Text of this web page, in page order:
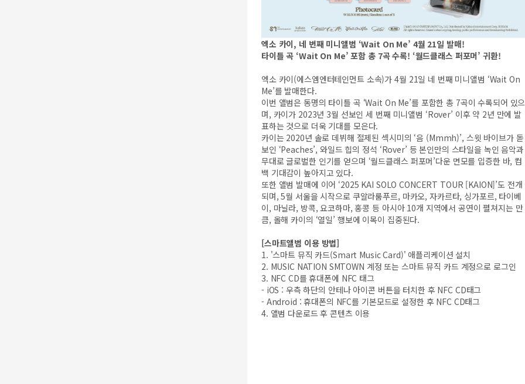
엑소 카이, 네 번째 미니앨범 ‘Wait On Me’ 4월 21일 발매!
타이틀 곡 ‘Wait On Me’ 포함 총 7곡 수록! ‘월드클래스 퍼포머’ 귀환!
엑소 카이(에스엠엔터테인먼트 소속)가 4월 21일 네 번째 미니앨범 ‘Wait On
Me’를 발매한다.
이번 앨범은 동명의 타이틀 곡 ‘Wait On Me’를 포함한 총 7곡이 수록되어 있으
며, 카이가 2023년 3월 선보인 세 번째 미니앨범 ‘Rover’ 이후 약 2년 만에 발
표하는 것으로 더욱 기대를 모은다.
카이는 2020년 솔로 데뷔해 절제된 섹시미의 ‘음 (Mmmh)’, 스윗 바이브가 돋
보인 ‘Peaches’, 와일드 힙의 정석 ‘Rover’ 등 본인만의 스타일을 녹인 음악과
무대로 글로벌한 인기를 얻으며 ‘월드클래스 퍼포머’다운 면모를 입증한 바, 컴
백 기대감이 높아지고 있다.
또한 앨범 발매에 이어 ‘2025 KAI SOLO CONCERT TOUR [KAION]’도 전개
되며, 5월 서울을 시작으로 쿠알라룸푸르, 마카오, 자카르타, 싱가포르, 타이베
이, 마닐라, 방콕, 요코하마, 홍콩 등 아시아 10개 지역에서 공연이 펼쳐지는 만
큼, 올해 카이의 ‘열일’ 행보에 이목이 집중된다.
[스마트앨범 이용 방법]
1. '스마트 뮤직 카드(Smart Music Card)' 애플리케이션 설치
2. MUSIC NATION SMTOWN 계정 또는 스마트 뮤직 카드 계정으로 로그인
3. NFC CD를 휴대폰에 NFC 태그
- iOS : 우측 하단의 안테나 아이콘 버튼을 터치한 후 NFC CD태그
- Android : 휴대폰의 NFC를 기본모드로 설정한 후 NFC CD태그
4. 앨범 다운로드 후 콘텐츠 이용